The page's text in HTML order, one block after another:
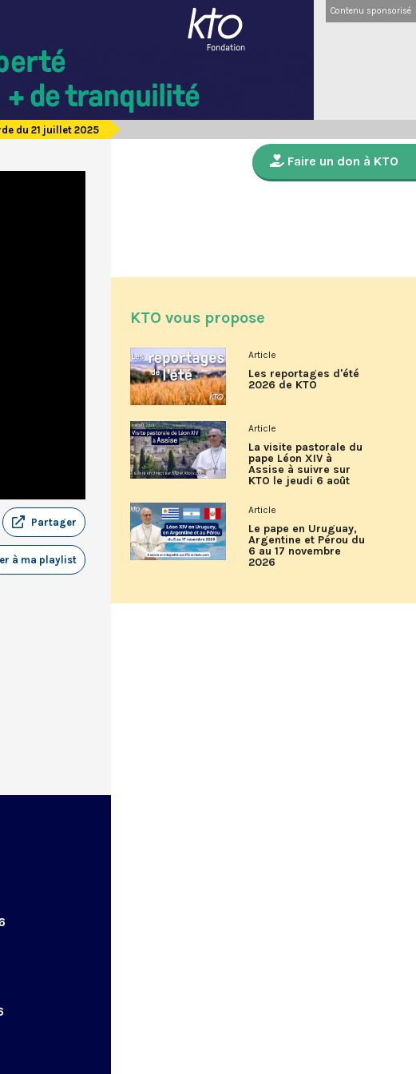
Contenu sponsorisé
du 21 juillet 2025
Partager
à ma playlist
Faire un don à KTO
KTO vous propose
Article
Les reportages d'été
2026 de KTO
Article
La visite pastorale du
pape Léon XIV à
Assise à suivre sur
KTO le jeudi 6 août
Article
Le pape en Uruguay,
Argentine et Pérou du
6 au 17 novembre
2026